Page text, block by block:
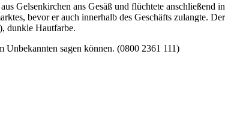
Gelsenkirchen ans Gesäß und flüchtete
bevor er auch innerhalb des Geschäfts zulangte.
dunkle Hautfarbe.
sagen können. (0800 2361 111)